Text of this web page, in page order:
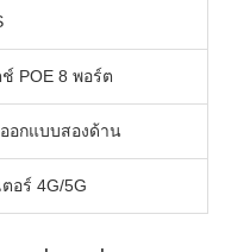
POE 8 พอร์ต
อกแบบสองด้าน
ตอร์ 4G/5G